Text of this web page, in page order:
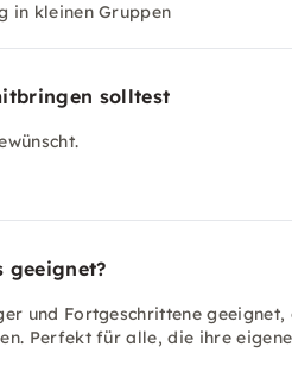
in kleinen Gruppen
solltest
geeignet?
und Fortgeschrittene
Perfekt für alle, die ihre